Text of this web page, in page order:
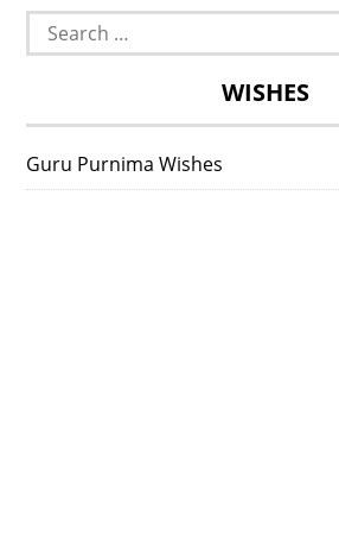
Search
for:
WISHES
Guru Purnima Wishes